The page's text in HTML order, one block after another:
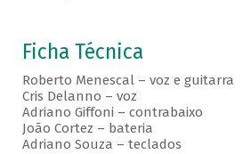
Ficha Técnica
Roberto Menescal – voz e guitarra
Cris Delanno – voz
Adriano Giffoni – contrabaixo
João Cortez – bateria
Adriano Souza – teclados